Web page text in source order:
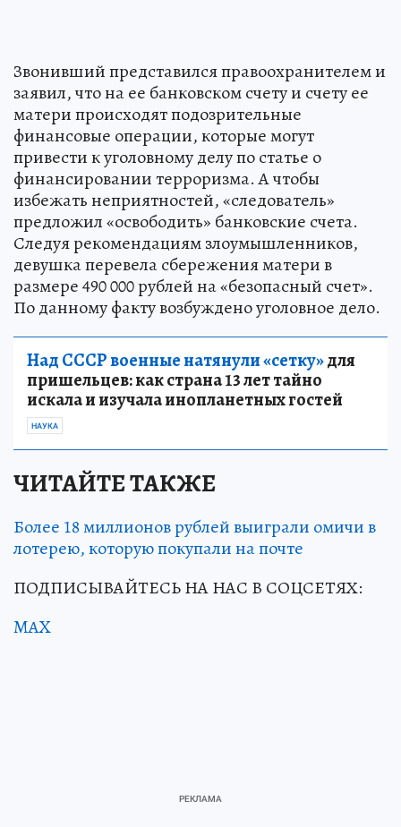
Звонивший представился правоохранителем и
заявил, что на ее банковском счету и счету ее
матери происходят подозрительные
финансовые операции, которые могут
привести к уголовному делу по статье о
финансировании терроризма. А чтобы
избежать неприятностей, «следователь»
предложил «освободить» банковские счета.
Следуя рекомендациям злоумышленников,
девушка перевела сбережения матери в
размере 490 000 рублей на «безопасный счет».
По данному факту возбуждено уголовное дело.
Над СССР военные натянули «сетку»для
пришельцев: как страна 13 лет тайно
искала и изучала инопланетных гостей
НАУКА
ЧИТАЙТЕ ТАКЖЕ
Более 18 миллионов рублей выиграли омичи в
лотерею, которую покупали на почте
ПОДПИСЫВАЙТЕСЬ НА НАС В СОЦСЕТЯХ:
MAX